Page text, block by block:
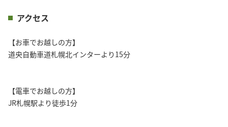
アクセス
【お車でお越しの方】
道央自動車道札幌北インターより15分
【電車でお越しの方】
JR札幌駅より徒歩1分